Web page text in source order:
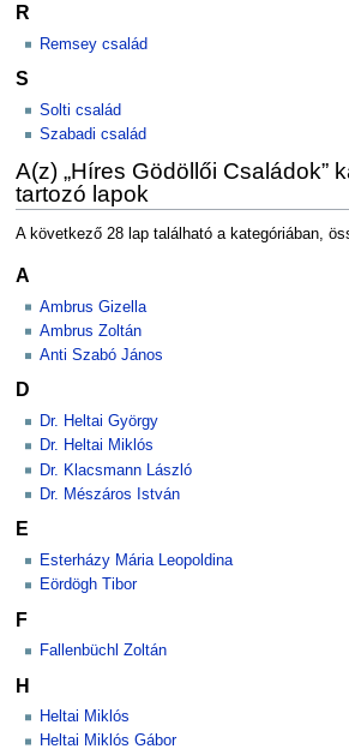
R
Remsey család
S
Solti család
Szabadi család
A(z) „Híres Gödöllői Családok”
tartozó lapok
A következő 28 lap található a kategóriában,
A
Ambrus Gizella
Ambrus Zoltán
Anti Szabó János
D
Dr. Heltai György
Dr. Heltai Miklós
Dr. Klacsmann László
Dr. Mészáros István
E
Esterházy Mária Leopoldina
Eördögh Tibor
F
Fallenbüchl Zoltán
H
Heltai Miklós
Heltai Miklós Gábor